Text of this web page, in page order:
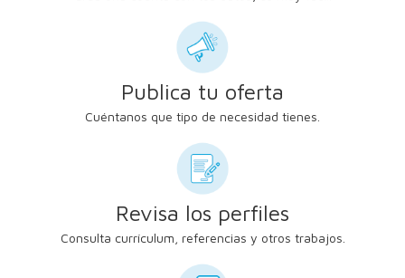
Publica tu oferta
Cuéntanos que tipo de necesidad tienes.
Revisa los perfiles
Consulta currículum, referencias y otros trabajos.